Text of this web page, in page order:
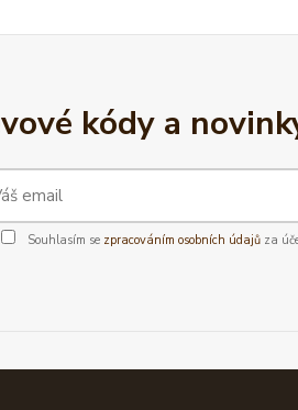
kódy a
Souhlasím se zpracováním osobních údajůza